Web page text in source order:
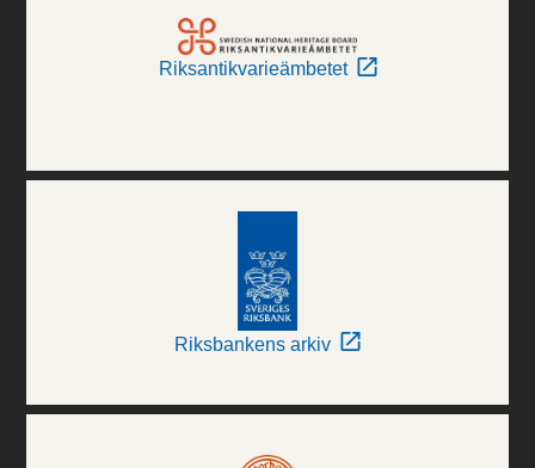
Riksantikvarieämbetet
Riksbankens arkiv